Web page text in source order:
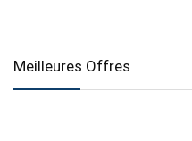
Meilleures Offres